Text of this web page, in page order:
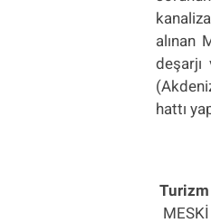
alınan
deşarjı
hattı